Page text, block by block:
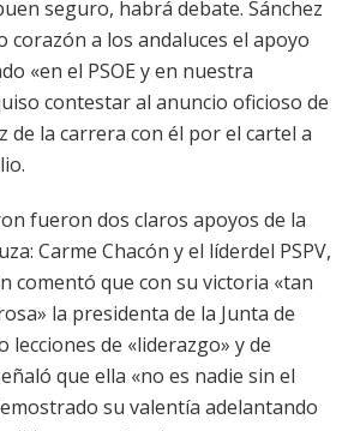
seguro, habrá debate. Sánchez
corazón a los andaluces el apoyo
«en el PSOE y en nuestra
contestar al anuncio oficioso de
de la carrera con él por el cartel a
fueron dos claros apoyos de la
Carme Chacón y el líderdel PSPV,
comentó que con su victoria «tan
la presidenta de la Junta de
lecciones de «liderazgo» y de
que ella «no es nadie sin el
su valentía adelantando